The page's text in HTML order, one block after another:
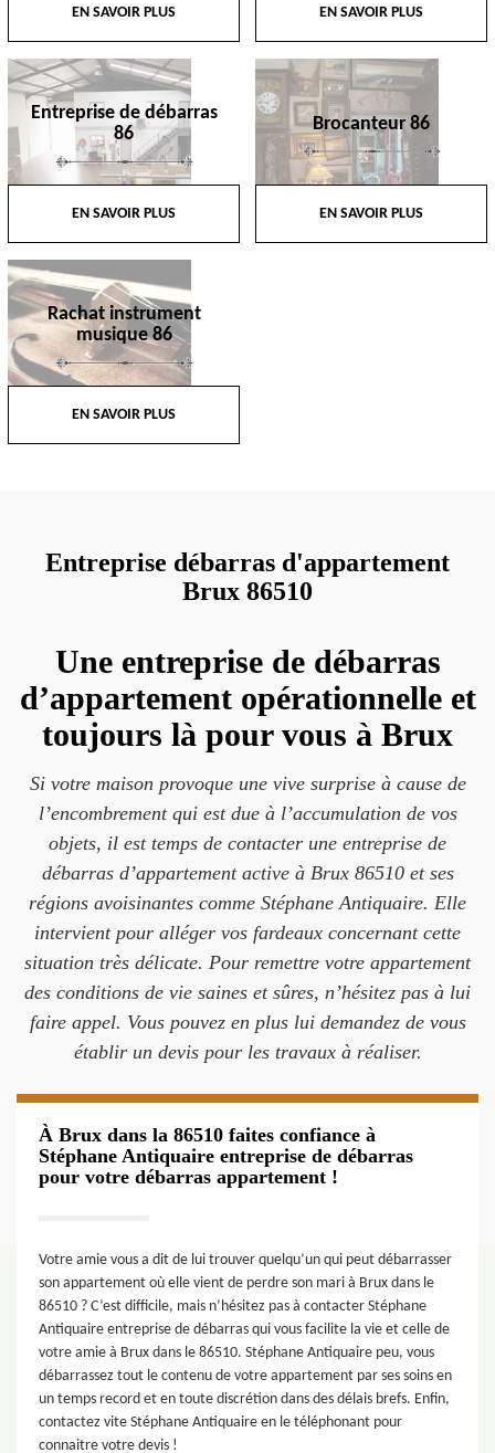
EN SAVOIR PLUS EN SAVOIR PLUS
Entreprise de débarras
86
EN SAVOIR PLUS
Brocanteur 86
EN SAVOIR PLUS
Rachat instrument
musique 86
EN SAVOIR PLUS
Entreprise débarras d'appartement
Brux 86510
Une entreprise de débarras
d’appartement opérationnelle et
toujours là pour vous à Brux
Si votre maison provoque une vive surprise à cause de
l’encombrement qui est due à l’accumulation de vos
objets, il est temps de contacter une entreprise de
débarras d’appartement active à Brux 86510 et ses
régions avoisinantes comme Stéphane Antiquaire. Elle
intervient pour alléger vos fardeaux concernant cette
situation très délicate. Pour remettre votre appartement
des conditions de vie saines et sûres, n’hésitez pas à lui
faire appel. Vous pouvez en plus lui demandez de vous
établir un devis pour les travaux à réaliser.
À Brux dans la 86510 faites confiance à
Stéphane Antiquaire entreprise de débarras
pour votre débarras appartement !
Votre amie vous a dit de lui trouver quelqu’un qui peut débarrasser
son appartement où elle vient de perdre son mari à Brux dans le
86510 ? C’est difficile, mais n’hésitez pas à contacter Stéphane
Antiquaire entreprise de débarras qui vous facilite la vie et celle de
votre amie à Brux dans le 86510. Stéphane Antiquaire peu, vous
débarrassez tout le contenu de votre appartement par ses soins en
un temps record et en toute discrétion dans des délais brefs. Enfin,
contactez vite Stéphane Antiquaire en le téléphonant pour
connaitre votre devis !